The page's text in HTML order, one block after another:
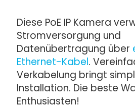
Diese PoE IP Kamera
Stromversorgung und
Datenübertragung über
Ethernet-Kabel.
Verkabelung bringt
Installation. Die beste
Enthusiasten!